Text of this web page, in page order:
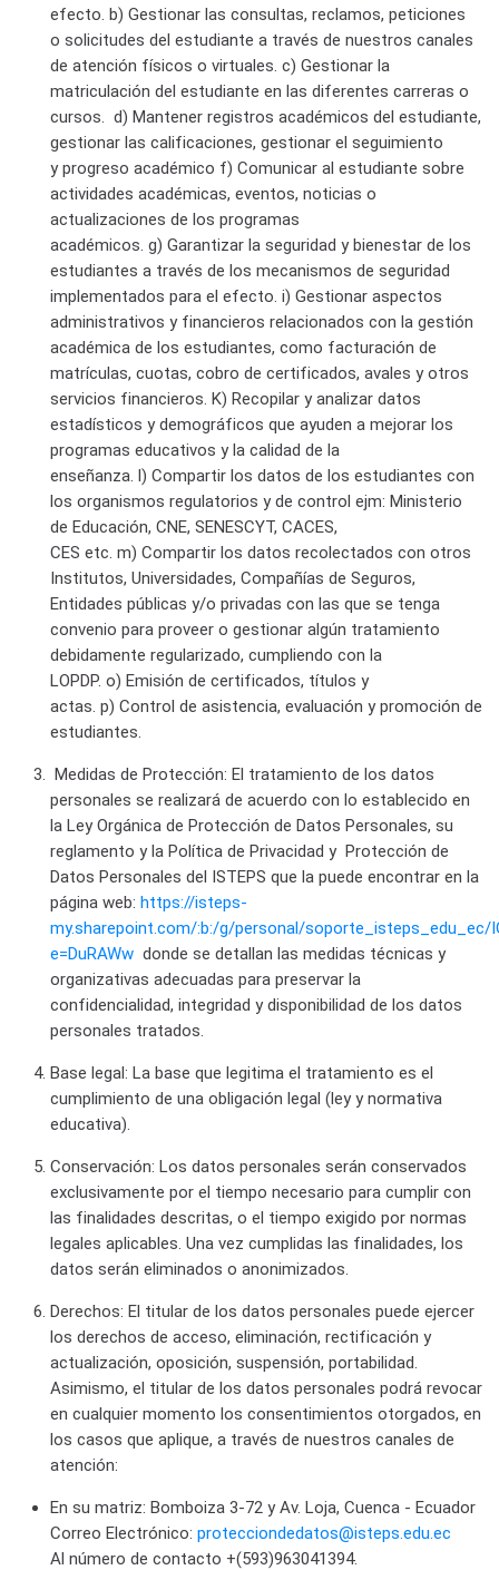
efecto. b) Gestionar las consultas, reclamos, peticiones
o solicitudes del estudiante a través de nuestros canales
de atención físicos o virtuales. c) Gestionar la
matriculación del estudiante en las diferentes carreras o
cursos.
d) Mantener registros académicos del estudiante,
gestionar las calificaciones, gestionar el seguimiento
y progreso académico f) Comunicar al estudiante sobre
actividades académicas, eventos, noticias o
actualizaciones de los programas
académicos. g) Garantizar la seguridad y bienestar de los
estudiantes a través de los mecanismos de seguridad
implementados para el efecto. i) Gestionar aspectos
administrativos y financieros relacionados con la gestión
académica de los estudiantes, como facturación de
matrículas, cuotas, cobro de certificados, avales y otros
servicios financieros. K) Recopilar y analizar datos
estadísticos y demográficos que ayuden a mejorar los
programas educativos y la calidad de la
enseñanza. l) Compartir los datos de los estudiantes con
los organismos regulatorios y de control ejm: Ministerio
de Educación, CNE, SENESCYT, CACES,
CES etc. m) Compartir los datos recolectados con otros
Institutos, Universidades, Compañías de Seguros,
Entidades públicas y/o privadas con las que se tenga
convenio para proveer o gestionar algún tratamiento
debidamente regularizado, cumpliendo con la
LOPDP. o) Emisión de certificados, títulos y
actas. p) Control de asistencia, evaluación y promoción de
estudiantes.
Medidas de Protección: El tratamiento de los datos
personales se realizará de acuerdo con lo establecido en
la Ley Orgánica de Protección de Datos Personales, su
reglamento y la Política de Privacidad y Protección de
Datos Personales del ISTEPS que la puede encontrar en la
página web: https://isteps-
my.sharepoint.com/:b:/g/personal/soporte_isteps_edu_ec/
e=DuRAWw donde se detallan las medidas técnicas y
organizativas adecuadas para preservar la
confidencialidad, integridad y disponibilidad de los datos
personales tratados.
Base legal: La base que legitima el tratamiento es el
cumplimiento de una obligación legal (ley y normativa
educativa).
Conservación: Los datos personales serán conservados
exclusivamente por el tiempo necesario para cumplir con
las finalidades descritas, o el tiempo exigido por normas
legales aplicables. Una vez cumplidas las finalidades, los
datos serán eliminados o anonimizados.
Derechos: El titular de los datos personales puede ejercer
los derechos de acceso, eliminación, rectificación y
actualización, oposición, suspensión, portabilidad.
Asimismo, el titular de los datos personales podrá revocar
en cualquier momento los consentimientos otorgados, en
los casos que aplique, a través de nuestros canales de
atención:
En su matriz: Bomboiza 3-72 y Av. Loja, Cuenca - Ecuador
Correo Electrónico: protecciondedatos@isteps.edu.ec
Al número de contacto +(593)963041394.